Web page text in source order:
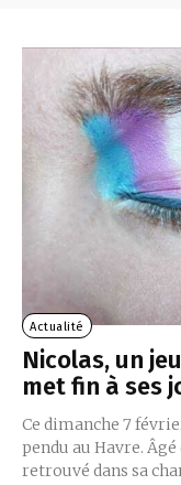
Actualité
Nicolas, un
met fin à ses
Ce dimanche 7
pendu au Havre.